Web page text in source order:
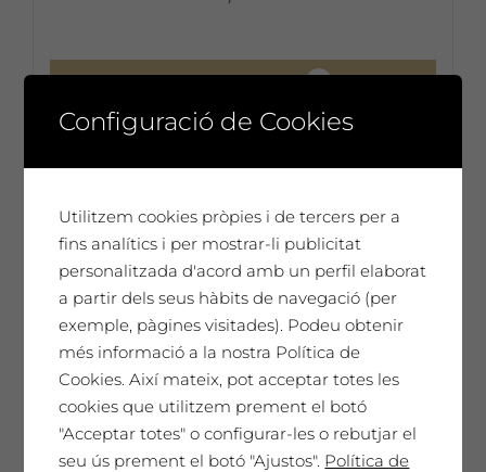
Configuració de Cookies
Utilitzem cookies pròpies i de tercers per a
fins analítics i per mostrar-li publicitat
personalitzada d'acord amb un perfil elaborat
a partir dels seus hàbits de navegació (per
exemple, pàgines visitades). Podeu obtenir
més informació a la nostra Política de
Cookies. Així mateix, pot acceptar totes les
cookies que utilitzem prement el botó
"Acceptar totes" o configurar-les o rebutjar el
seu ús prement el botó "Ajustos". Política de